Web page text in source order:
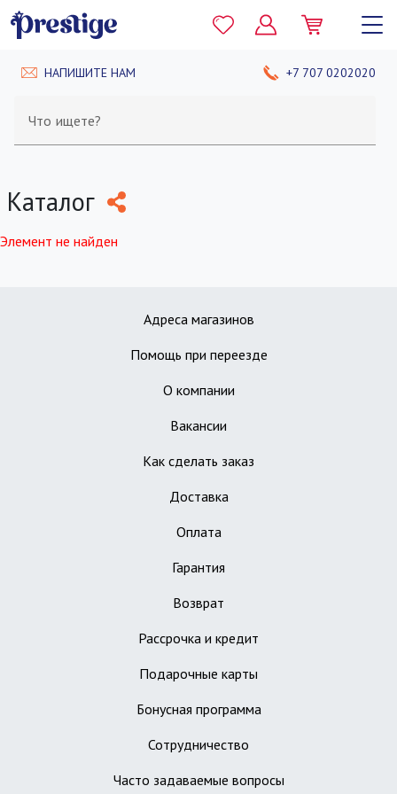
НАПИШИТЕ НАМ +7 707 0202020
Что ищете?
Каталог
Элемент не найден
Адреса магазинов
Помощь при переезде
О компании
Вакансии
Как сделать заказ
Доставка
Оплата
Гарантия
Возврат
Рассрочка и кредит
Подарочные карты
Бонусная программа
Сотрудничество
Часто задаваемые вопросы